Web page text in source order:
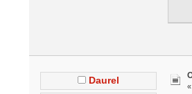
Daurel